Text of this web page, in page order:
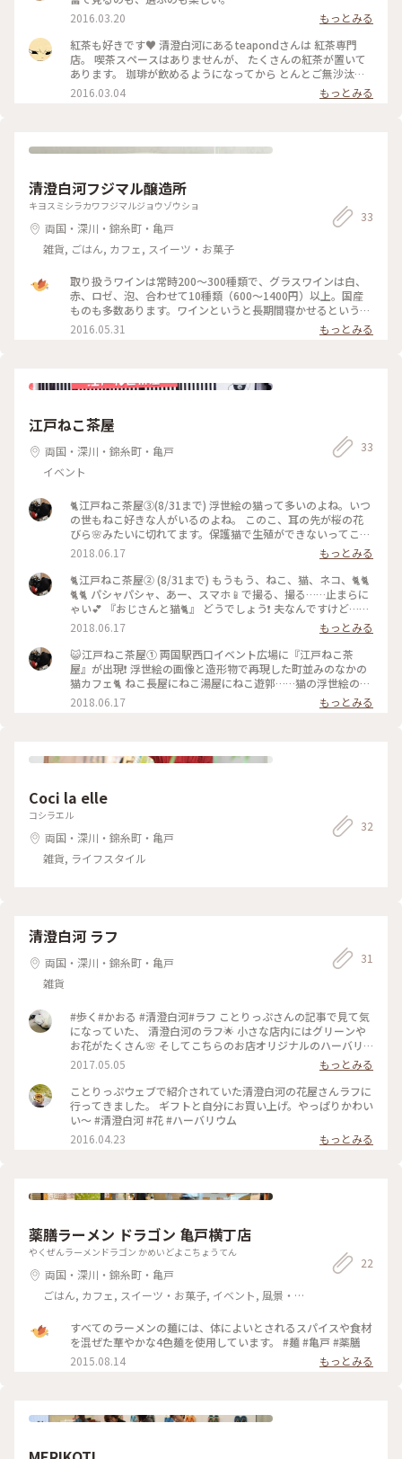
2016.03.20
もっとみる
紅茶も好きです♥ 清澄白河にあるteapondさんは 紅茶専門
店。 喫茶スペースはありませんが、 たくさんの紅茶が置いて
あります。 珈琲が飲めるようになってから とんとご無沙汰し
てましたが、 やっぱり体が欲していました。 断然、アールグ
レイ派ですが アッサムやニルギリ、ストレートなら セイロン
清澄白河#紅茶専門店
2016.03.04 もっとみる
清澄白河フジマル醸造所
キヨスミシラカワフジマルジョウゾウショ
両国・深川・錦糸町・亀戸
雑貨, ごはん, カフェ, スイーツ・お菓子
33
取り扱うワインは常時200〜300種類で、グラスワインは白、
赤、ロゼ、泡、合わせて10種類（600～1400円）以上。国産
ものも多数あります。ワインというと長期間寝かせるというイ
メージがありますが、こちらの自社醸造ワインは長期熟成させ
ずに新鮮な状態で飲む、早飲みタイプです。
2016.05.31 もっとみる
江戸ねこ茶屋
両国・深川・錦糸町・亀戸
イベント
33
🐈江戸ねこ茶屋③(8/31まで) 浮世絵の猫って多いのよね。いつ
の世もねこ好きな人がいるのよね。 このこ、耳の先が桜の花
びら🌸みたいに切れてます。保護猫で生殖ができないってこ
と。うちもこういう猫を拾って飼ってます。入場料が保護猫に
お役にたてるなら……と思いもあります。 #ねこ #猫 #ネコ #浮
世絵
2018.06.17
もっとみる
🐈江戸ねこ茶屋② (8/31まで) もうもう、ねこ、猫、ネコ、🐈🐈
🐈🐈 パシャパシャ、あー、スマホ📱で撮る、撮る……止まらに
ゃい💕 『おじさんと猫🐈』 どうでしょう❗️ 夫なんですけど……
2018.06.17
もっとみる
😺江戸ねこ茶屋① 両国駅西口イベント広場に『江戸ねこ茶
屋』が出現❗️ 浮世絵の画像と造形物で再現した町並みのなかの
猫カフェ🐈 ねこ長屋にねこ湯屋にねこ遊郭……猫の浮世絵のな
かを本物の猫が走る💨、歩く、じゃれる、眠る💤、跳ぶ💕 モ
ォー、猫好きにとってはたまらにゃい場所なのね🎵 収益の一
#ねこ #江戸 #浮世絵 #両国 #ねこ茶屋
2018.06.17 もっとみる
Coci la elle
コシラエル
両国・深川・錦糸町・亀戸
雑貨, ライフスタイル
32
清澄白河 ラフ
両国・深川・錦糸町・亀戸
雑貨
31
#歩く#かおる #清澄白河#ラフ ことりっぷさんの記事で見て気
になっていた、 清澄白河のラフ🌟 小さな店内にはグリーンや
お花がたくさん🌸 そしてこちらのお店オリジナルのハーバリ
ウムは 一年間、その美しさを楽しめるそう✨✨ どのお花も素敵
で迷ったあげく、私は紫色の小花を一本、自分用に買いました
😊
2017.05.05
もっとみる
ことりっぷウェブで紹介されていた清澄白河の花屋さんラフに
行ってきました。 ギフトと自分にお買い上げ。やっぱりかわい
い～ #清澄白河 #花 #ハーバリウム
2016.04.23
もっとみる
薬膳ラーメン ドラゴン 亀戸横丁店
やくぜんラーメンドラゴン かめいどよこちょうてん
両国・深川・錦糸町・亀戸
ごはん, カフェ, スイーツ・お菓子, イベント, 風景・
22
すべてのラーメンの麺には、体によいとされるスパイスや食材
を混ぜた華やかな4色麺を使用しています。 #麺 #亀戸 #薬膳
2015.08.14
もっとみる